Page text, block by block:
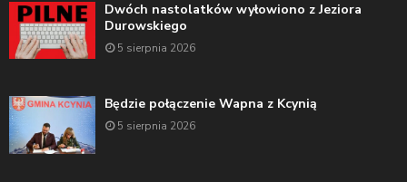
Dwóch nastolatków wyłowiono z Jeziora
Durowskiego
5 sierpnia 2026
Będzie połączenie Wapna z Kcynią
5 sierpnia 2026